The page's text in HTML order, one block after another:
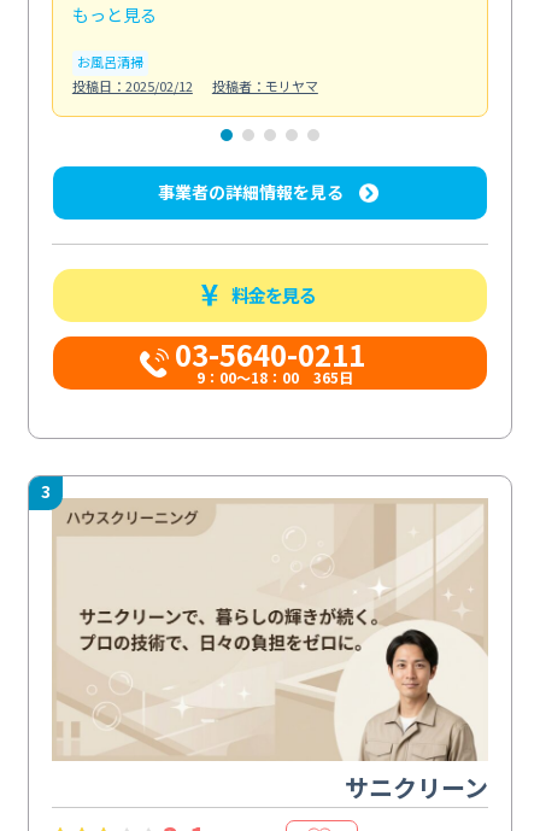
もっと見る
お風呂清掃
投稿日：2025/02/12
投稿者：モリヤマ
事業者の詳細情報を見る
料金を見る
03-5640-0211
9：00～18：00 365日
3
サニクリーン